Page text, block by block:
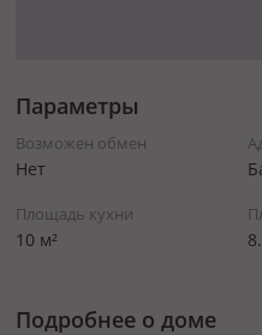
Параметры
Возможен обмен
Нет
Площадь кухни
10 м²
Подробнее о доме